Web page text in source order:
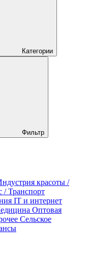
Категории
Фильтр
красоты /
/ Транспорт
IT и интернет
Оптовая
Сельское